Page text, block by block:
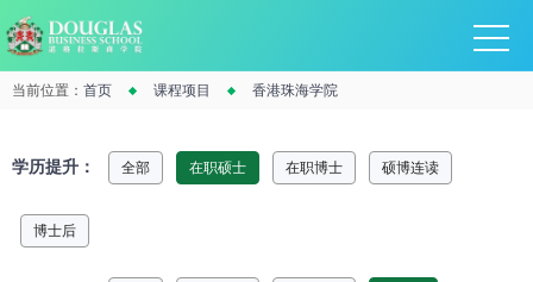
当前位置： 首页 课程项目 香港珠海学院
学历提升： 全部 在职硕士 在职博士 硕博连读
博士后